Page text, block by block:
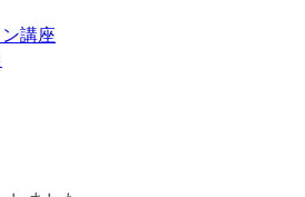
講座